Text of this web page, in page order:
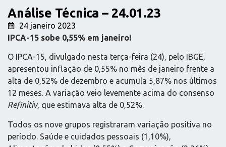
Análise Técnica – 24.01.23
24 janeiro 2023
IPCA-15 sobe 0,55% em janeiro!
O IPCA-15, divulgado nesta terça-feira (24), pelo IBGE,
apresentou inflação de 0,55% no mês de janeiro frente a
alta de 0,52% de dezembro e acumula 5,87% nos últimos
12 meses. A variação veio levemente acima do consenso
Refinitiv, que estimava alta de 0,52%.
Todos os nove grupos registraram variação positiva no
período. Saúde e cuidados pessoais (1,10%),